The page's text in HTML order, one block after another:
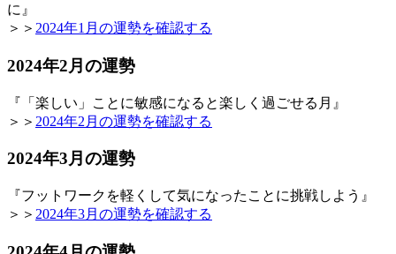
に』
＞＞ 2024年1月の運勢を確認する
2024年2月の運勢
『「楽しい」ことに敏感になると楽しく過ごせる月』
＞＞ 2024年2月の運勢を確認する
2024年3月の運勢
『フットワークを軽くして気になったことに挑戦しよう』
＞＞ 2024年3月の運勢を確認する